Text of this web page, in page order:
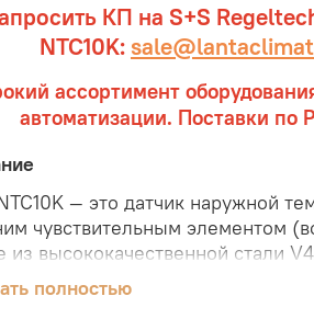
КП на S+S
NTC10K:
ассортимент
автоматизации. Поставки по
— это датчик наружной
чувствительным элементом
из высококачественной стали
выходом. Он имеет
который встроен в
полностью